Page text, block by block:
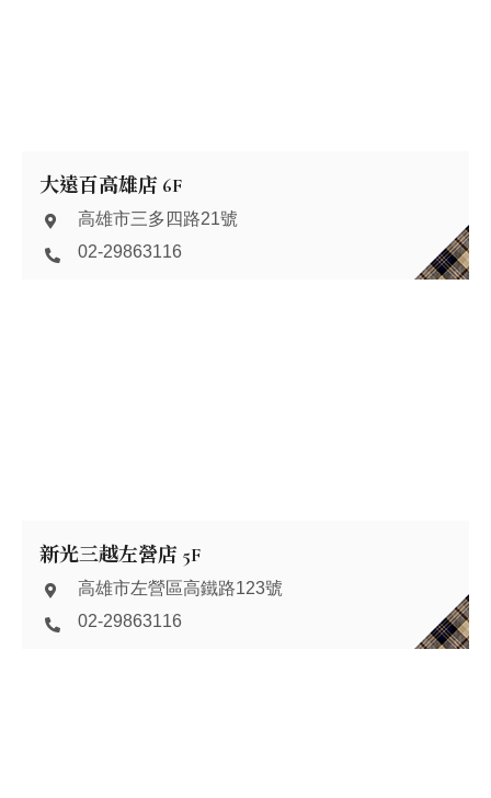
大遠百高雄店 6F
高雄市三多四路21號
02-29863116
新光三越左營店 5F
高雄市左營區高鐵路123號
02-29863116